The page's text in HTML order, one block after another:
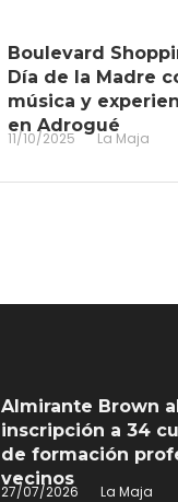
Boulevard
Día de la Madre
música y
en Adrogué
11/10/2025 La Maja
Almirante Brown
inscripción a 34
de formación
vecinos
27/07/2026 La Maja